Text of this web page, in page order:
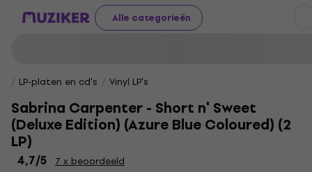
Alle categorieën
LP-platen en cd's Vinyl LP's
Sabrina Carpenter - Short n' Sweet
(Deluxe Edition) (Azure Blue Coloured) (2
LP)
4,7/5
7 x beoordeeld